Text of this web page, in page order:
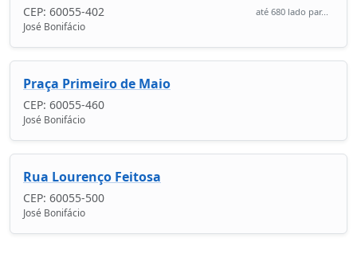
CEP: 60055-402 até 680 lado par...
José Bonifácio
Praça Primeiro de Maio
CEP: 60055-460
José Bonifácio
Rua Lourenço Feitosa
CEP: 60055-500
José Bonifácio